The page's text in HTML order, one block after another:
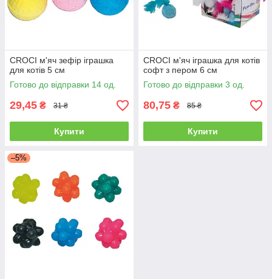
CROCI м'яч зефір іграшка
для котів 5 см
Готово до відправки 14 од.
29,45 ₴ 31 ₴
Купити
CROCI м'яч іграшка для котів
софт з пером 6 см
Готово до відправки 3 од.
80,75 ₴ 85 ₴
Купити
–5%